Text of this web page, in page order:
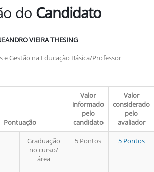
do Candidato
VIEIRA THESING
e Gestão na Educação Básica/Professor
Pontuação
Valor
informado
pelo
candidato
Valor
considerado
pelo
avaliador
Graduação
no curso/
área
5 Pontos 5 Pontos